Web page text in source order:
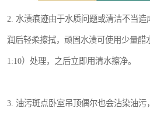
2. 水渍痕迹由于水质问题或清洁不当
润后轻柔擦拭，顽固水渍可使用少量醋
1:10）处理，之后立即用清水擦净。
3. 油污斑点卧室吊顶偶尔也会沾染油污